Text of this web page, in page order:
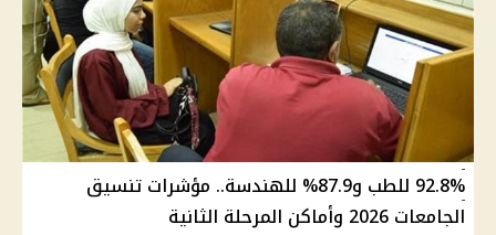
92.8% للطب و87.9% للهندسة.. مؤشرات تنسيق
الجامعات 2026 وأماكن المرحلة الثانية